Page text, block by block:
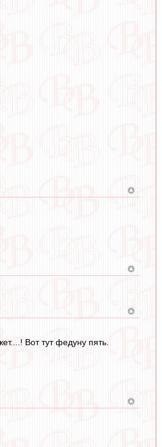
Вот тут федуну пять.